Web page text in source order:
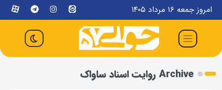
امروز جمعه ۱۶ مرداد ۱۴۰۵
Archive روایت اسناد ساواک